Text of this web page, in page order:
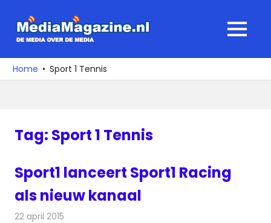
naar
media
over
MENU
Home Sport 1 Tennis
Tag: Sport 1 Tennis
Sport1 lanceert Sport1 Racing
als nieuw kanaal
22 april 2015